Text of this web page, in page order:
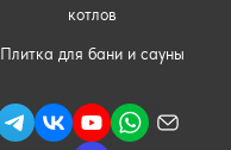
котлов
Плитка для бани и сауны